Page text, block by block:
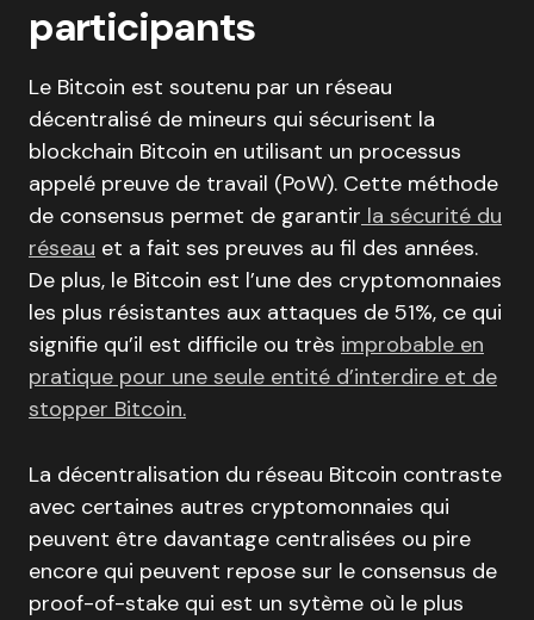
participants
Le Bitcoin est soutenu par un réseau
décentralisé de mineurs qui sécurisent la
blockchain Bitcoin en utilisant un processus
appelé preuve de travail (PoW). Cette méthode
de consensus permet de garantir la sécurité du
réseau et a fait ses preuves au fil des années.
De plus, le Bitcoin est l’une des cryptomonnaies
les plus résistantes aux attaques de 51%, ce qui
signifie qu’il est difficile ou très improbable en
pratique pour une seule entité d’interdire et de
stopper Bitcoin.
La décentralisation du réseau Bitcoin contraste
avec certaines autres cryptomonnaies qui
peuvent être davantage centralisées ou pire
encore qui peuvent repose sur le consensus de
proof-of-stake qui est un sytème où le plus